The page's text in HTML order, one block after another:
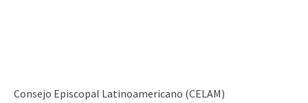
Consejo Episcopal Latinoamericano (CELAM)